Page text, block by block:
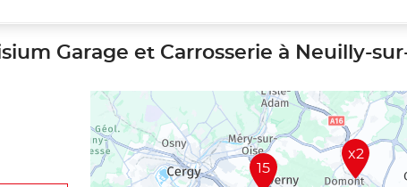
Garage et Carrosserie à Neuilly-
15
x2